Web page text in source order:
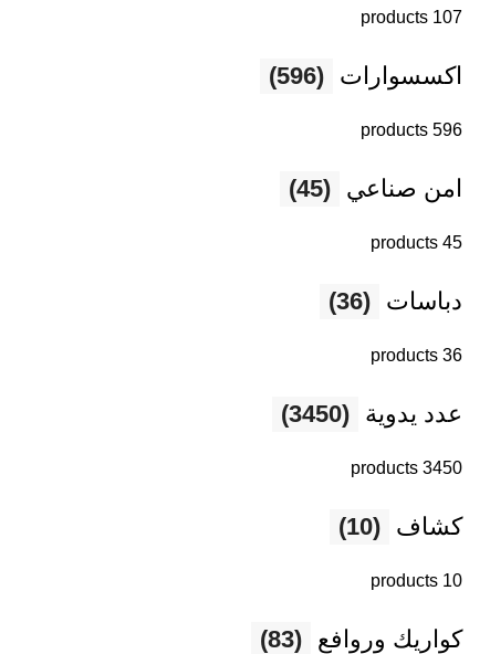
107 products
اكسسوارات (596)
596 products
امن صناعي (45)
45 products
دباسات (36)
36 products
عدد يدوية (3450)
3450 products
كشاف (10)
10 products
كواريك وروافع (83)